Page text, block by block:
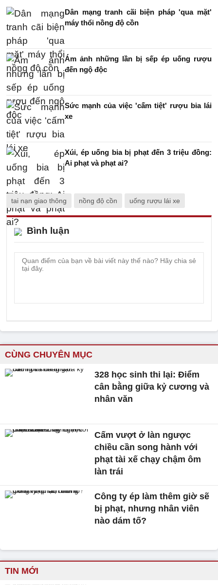
Dân mạng tranh cãi biện pháp 'qua mặt'
máy thổi nồng độ cồn
Ám ảnh những lần bị sếp ép uống rượu
đến ngộ độc
Sức mạnh của việc 'cấm tiệt' rượu bia lái
xe
Xúi, ép uống bia bị phạt đến 3 triệu đồng:
Ai phạt và phạt ai?
tai nạn giao thông nồng độ cồn uống rượu lái xe
Bình luận
CÙNG CHUYÊN MỤC
328 học sinh thi lại: Điểm
cân bằng giữa kỷ cương và
nhân văn
Cấm vượt ở làn ngược
chiều cần song hành với
phạt tài xế chạy chậm ôm
làn trái
Công ty ép làm thêm giờ sẽ
bị phạt, nhưng nhân viên
nào dám tố?
TIN MỚI